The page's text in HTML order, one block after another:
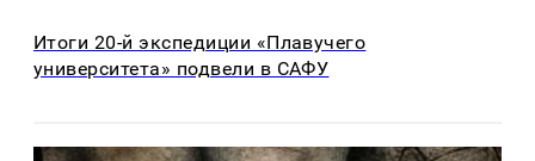
Итоги 20-й экспедиции «Плавучего
университета» подвели в САФУ